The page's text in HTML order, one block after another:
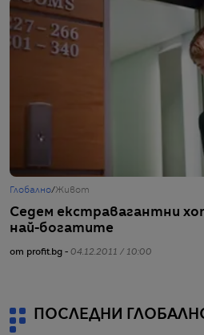
Глобално/Живот
Седем екстравагантни
най-богатите
от profit.bg - 04.12.2011 / 10:00
ПОСЛЕДНИ